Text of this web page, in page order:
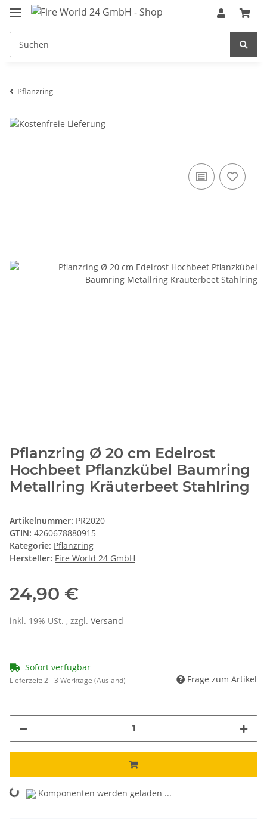
Pflanzring
Pflanzring Ø 20 cm Edelrost
Hochbeet Pflanzkübel Baumring
Metallring Kräuterbeet Stahlring
Artikelnummer: PR2020
GTIN: 4260678880915
Kategorie: Pflanzring
Hersteller: Fire World 24 GmbH
24,90 €
inkl. 19% USt. , zzgl. Versand
Sofort verfügbar
Lieferzeit:2 - 3 Werktage (Ausland) Frage zum Artikel
Loading...Komponenten werden geladen ...